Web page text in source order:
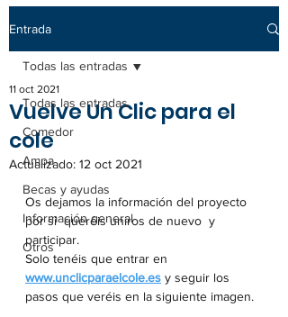
Entrada
Todas las entradas
Comedor
Ampa
Becas y ayudas
Información general
Otros
Todas las entradas
Vuelve Un Clic para el
cole
11 oct 2021
Actualizado: 12 oct 2021
Os dejamos la información del proyecto
por si  queréis uniros de nuevo  y
participar.
Solo tenéis que entrar en
www.unclicparaelcole.es y seguir los
pasos que veréis en la siguiente imagen.